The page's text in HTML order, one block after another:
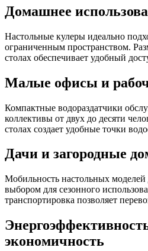
Домашнее
Настольные кулеры идеально
ограниченным пространством.
столах обеспечивает удобный
Малые офисы и
Компактные водораздатчики
коллективы от двух до десяти
столах создает удобные точки
Дачи и загородные
Мобильность настольных
выбором для сезонного
транспортировка позволяет
экономичность